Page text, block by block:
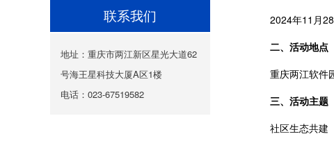
联系我们
地址：重庆市两江新区星光大道62
号海王星科技大厦A区1楼
电话：023-67519582
2024年11月
二、活动地点
重庆两江软件
三、活动主题
社区生态共建